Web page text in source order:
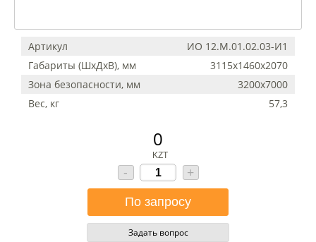
Артикул
ИО 12.М.01.02.03-И1
Габариты (ШхДхВ), мм
3115х1460х2070
Зона безопасности, мм
3200х7000
Вес, кг
57,3
0
KZT
- +
Задать вопрос